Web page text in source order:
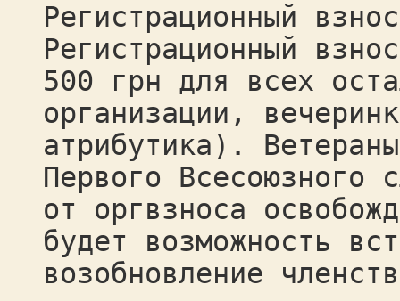
Регистрационный
Регистрационный
500 грн для всех
организации,
атрибутика).
Первого Всесоюзного
от оргвзноса
будет возможность
возобновление